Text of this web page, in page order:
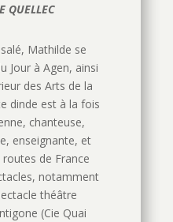
QUELLEC
Mathilde se
Jour à Agen, ainsi
des Arts de la
dinde est à la fois
chanteuse,
enseignante, et
de France
notamment
théâtre
(Cie Quai